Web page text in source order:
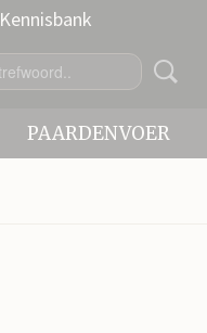
Kennisbank
PAARDENVOER